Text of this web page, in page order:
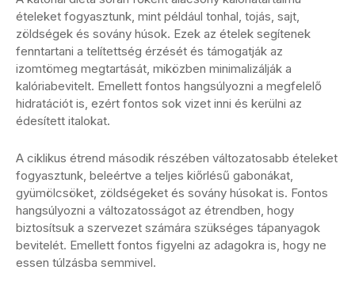
ételeket fogyasztunk, mint például tonhal, tojás, sajt,
zöldségek és sovány húsok. Ezek az ételek segítenek
fenntartani a telítettség érzését és támogatják az
izomtömeg megtartását, miközben minimalizálják a
kalóriabevitelt. Emellett fontos hangsúlyozni a megfelelő
hidratációt is, ezért fontos sok vizet inni és kerülni az
édesített italokat.
A ciklikus étrend második részében változatosabb ételeket
fogyasztunk, beleértve a teljes kiőrlésű gabonákat,
gyümölcsöket, zöldségeket és sovány húsokat is. Fontos
hangsúlyozni a változatosságot az étrendben, hogy
biztosítsuk a szervezet számára szükséges tápanyagok
bevitelét. Emellett fontos figyelni az adagokra is, hogy ne
essen túlzásba semmivel.